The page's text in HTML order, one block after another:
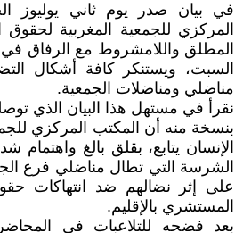
في بيان صدر يوم ثاني يوليوز
المركزي للجمعية المغربية
المطلق واللامشروط مع الرفاق
السبت، ويستنكر كافة أشكال
مناضلي ومناضلات الجمعية.
نقرأ في مستهل هذا البيان الذي
بنسخة منه أن المكتب المركزي
الإنسان يتابع، بقلق بالغ واهتمام
الشرسة التي تطال مناضلي فرع
على إثر نضالهم ضد انتهاكات
المستشري بالإقليم.
بعد فضحه للتلاعبات في